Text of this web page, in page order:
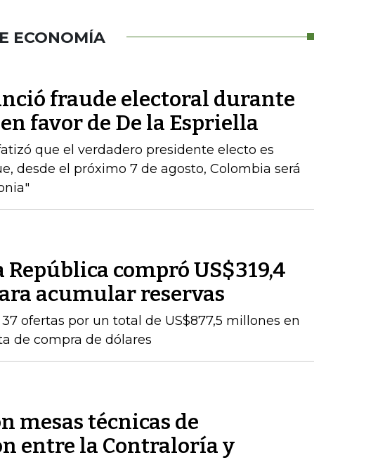
ECONOMÍA
fraude electoral durante
favor de De la Espriella
que el verdadero presidente electo es
desde el próximo 7 de agosto, Colombia será
República compró US$319,4
acumular reservas
ofertas por un total de US$877,5 millones en
de compra de dólares
mesas técnicas de
entre la Contraloría y